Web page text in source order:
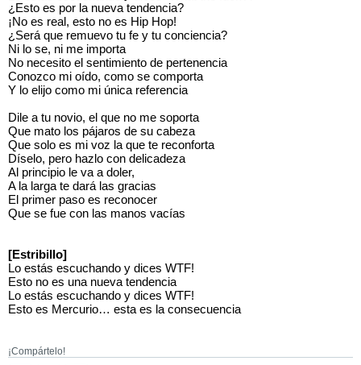
¿Esto es por la nueva tendencia?
¡No es real, esto no es Hip Hop!
¿Será que remuevo tu fe y tu conciencia?
Ni lo se, ni me importa
No necesito el sentimiento de pertenencia
Conozco mi oído, como se comporta
Y lo elijo como mi única referencia
Dile a tu novio, el que no me soporta
Que mato los pájaros de su cabeza
Que solo es mi voz la que te reconforta
Díselo, pero hazlo con delicadeza
Al principio le va a doler,
A la larga te dará las gracias
El primer paso es reconocer
Que se fue con las manos vacías
[Estribillo]
Lo estás escuchando y dices WTF!
Esto no es una nueva tendencia
Lo estás escuchando y dices WTF!
Esto es Mercurio… esta es la consecuencia
¡Compártelo!